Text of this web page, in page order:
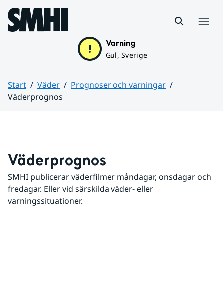
Hoppa till sidans innehåll
Varning
Gul, Sverige
Start Väder
Prognoser och varningar
Väderprognos
Väderprognos
SMHI publicerar väderfilmer måndagar, onsdagar och
fredagar. Eller vid särskilda väder- eller
varningssituationer.